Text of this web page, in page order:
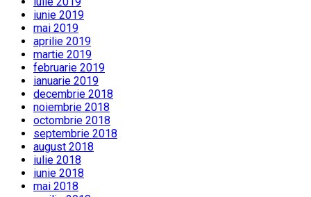
iunie 2019
mai 2019
aprilie 2019
martie 2019
februarie 2019
ianuarie 2019
decembrie 2018
noiembrie 2018
octombrie 2018
septembrie 2018
august 2018
iulie 2018
iunie 2018
mai 2018